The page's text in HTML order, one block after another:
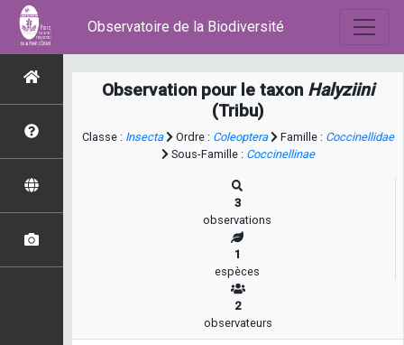
Observatoire de la Biodiversité
Observation pour le taxon Halyziini
(Tribu)
Classe : Insecta Ordre : Coleoptera Famille : Coccinellidae
Sous-Famille : Coccinellinae
3
observations
1
espèces
2
observateurs